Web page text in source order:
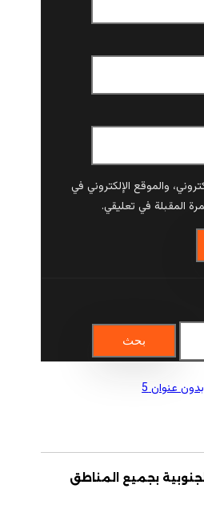
والموقع الإلكتروني في
المقبلة في تعليقي.
بجميع المناطق